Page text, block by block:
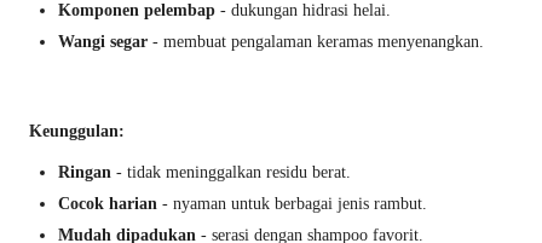
Komponen pelembap - dukungan hidrasi helai.
Wangi segar - membuat pengalaman keramas menyenangkan.
Keunggulan:
Ringan - tidak meninggalkan residu berat.
Cocok harian - nyaman untuk berbagai jenis rambut.
Mudah dipadukan - serasi dengan shampoo favorit.